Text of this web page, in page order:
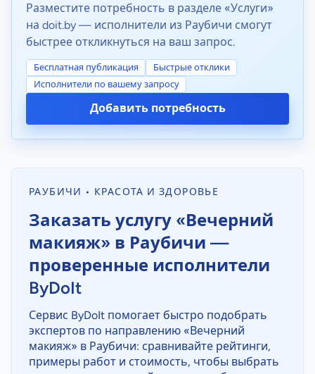
Разместите потребность в разделе «Услуги»
на doit.by — исполнители из Раубичи смогут
быстрее откликнуться на ваш запрос.
Бесплатная публикация
Быстрые отклики
Исполнители по вашему запросу
Добавить потребность
РАУБИЧИ • КРАСОТА И ЗДОРОВЬЕ
Заказать услугу «Вечерний
макияж» в Раубичи —
проверенные исполнители
ByDoIt
Сервис ByDoIt помогает быстро подобрать
экспертов по направлению «Вечерний
макияж» в Раубичи: сравнивайте рейтинги,
примеры работ и стоимость, чтобы выбрать